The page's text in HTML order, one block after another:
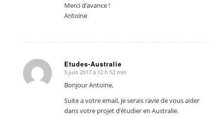
Merci d’avance !
Antoine
Etudes-Australie
dit
:
5 juin 2017 à 12 h 52 min
Bonjour Antoine,
Suite a votre email, je serais ravie de vous aider
dans votre projet d’étudier en Australie.